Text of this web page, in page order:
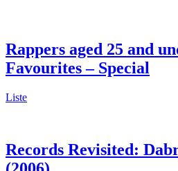
Rappers aged 25 and
Favourites – Special
Liste
Records Revisited: